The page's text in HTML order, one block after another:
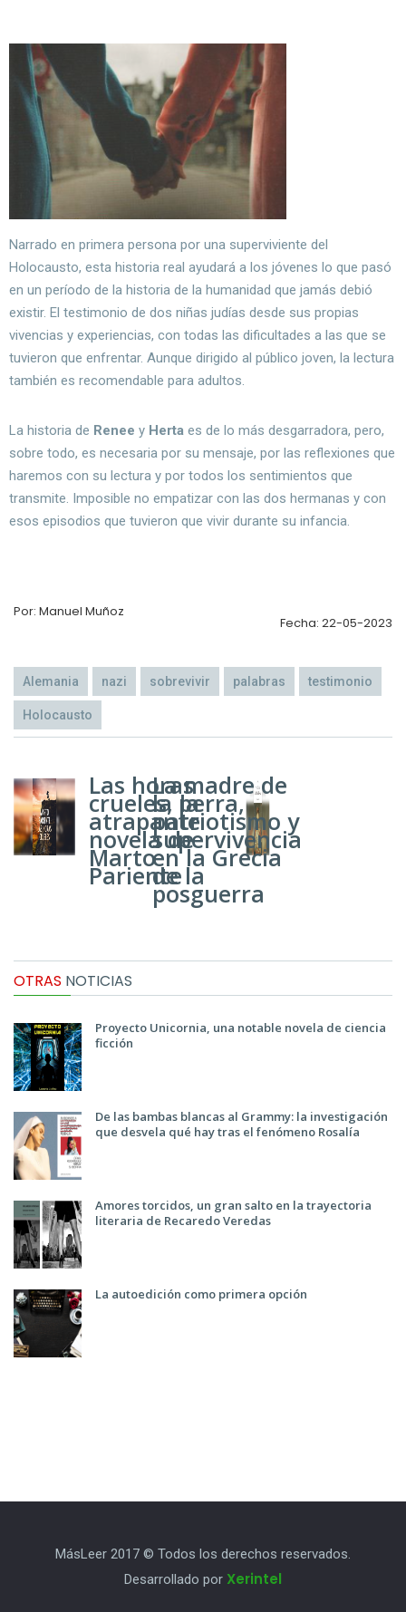
Narrado en primera persona por una superviviente del
Holocausto, esta historia real ayudará a los jóvenes lo que pasó
en un período de la historia de la humanidad que jamás debió
existir. El testimonio de dos niñas judías desde sus propias
vivencias y experiencias, con todas las dificultades a las que se
tuvieron que enfrentar. Aunque dirigido al público joven, la lectura
también es recomendable para adultos.
La historia de Renee y Herta es de lo más desgarradora, pero,
sobre todo, es necesaria por su mensaje, por las reflexiones que
haremos con su lectura y por todos los sentimientos que
transmite. Imposible no empatizar con las dos hermanas y con
esos episodios que tuvieron que vivir durante su infancia.
Por: Manuel Muñoz
Fecha: 22-05-2023
Alemania nazi sobrevivir palabras testimonio
Holocausto
Las horas
crueles, la
atrapante
novela de
Marto
Pariente
La madre de
la perra,
patriotismo y
supervivencia
en la Grecia
de la
posguerra
OTRAS NOTICIAS
Proyecto Unicornia, una notable novela de ciencia
ficción
De las bambas blancas al Grammy: la investigación
que desvela qué hay tras el fenómeno Rosalía
Amores torcidos, un gran salto en la trayectoria
literaria de Recaredo Veredas
La autoedición como primera opción
MásLeer 2017 © Todos los derechos reservados.
Desarrollado por Xerintel